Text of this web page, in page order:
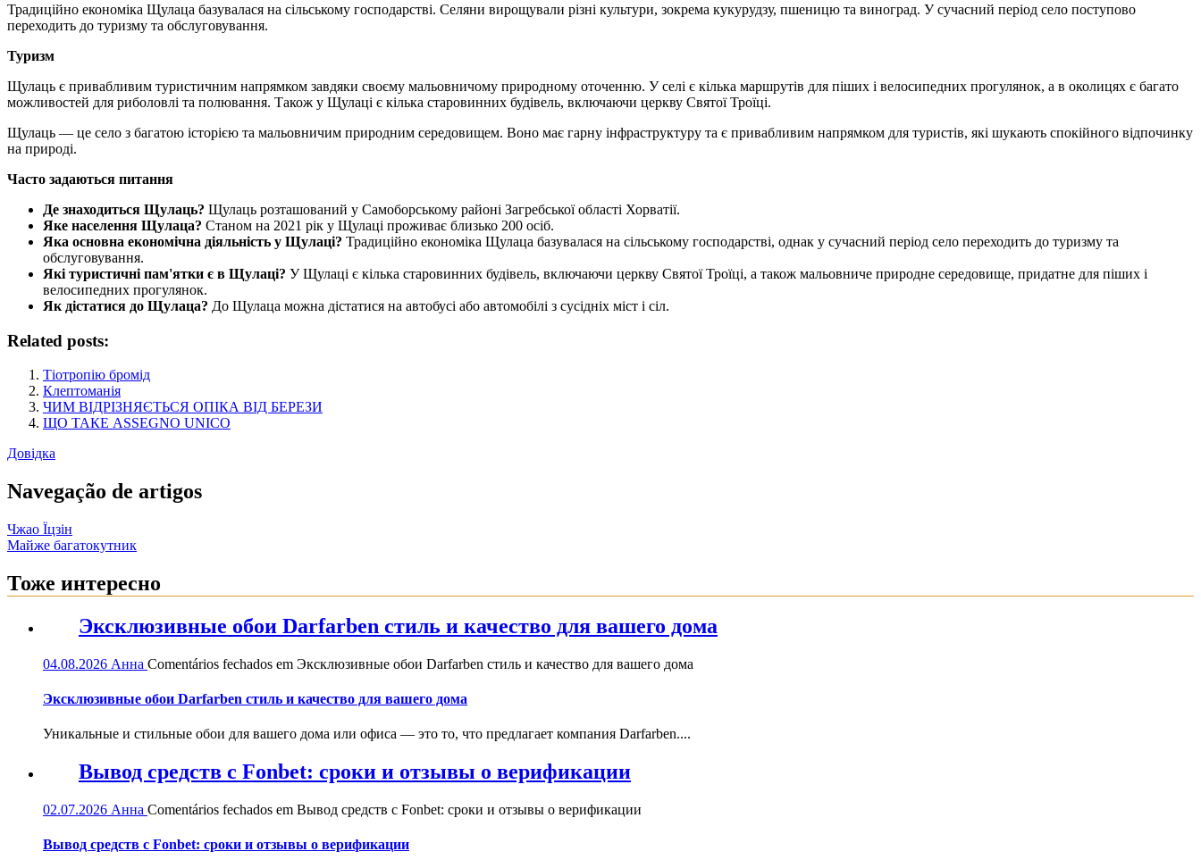
Традиційно економіка Щулаца базувалася на сільському господарстві. Селяни вирощували різні культури, зокрема кукурудзу, пшеницю та виноград. У сучасний період село поступово
переходить до туризму та обслуговування.
Туризм
Щулаць є привабливим туристичним напрямком завдяки своєму мальовничому природному оточенню. У селі є кілька маршрутів для піших і велосипедних прогулянок, а в околицях є багато
можливостей для риболовлі та полювання. Також у Щулаці є кілька старовинних будівель, включаючи церкву Святої Троїці.
Щулаць — це село з багатою історією та мальовничим природним середовищем. Воно має гарну інфраструктуру та є привабливим напрямком для туристів, які шукають спокійного відпочинку
на природі.
Часто задаються питання
Де знаходиться Щулаць? Щулаць розташований у Самоборському районі Загребської області Хорватії.
Яке населення Щулаца? Станом на 2021 рік у Щулаці проживає близько 200 осіб.
Яка основна економічна діяльність у Щулаці? Традиційно економіка Щулаца базувалася на сільському господарстві, однак у сучасний період село переходить до туризму та
обслуговування.
Які туристичні пам'ятки є в Щулаці? У Щулаці є кілька старовинних будівель, включаючи церкву Святої Троїці, а також мальовниче природне середовище, придатне для піших і
велосипедних прогулянок.
Як дістатися до Щулаца? До Щулаца можна дістатися на автобусі або автомобілі з сусідніх міст і сіл.
Related posts:
Тіотропію бромід
Клептоманія
ЧИМ ВІДРІЗНЯЄТЬСЯ ОПІКА ВІД БЕРЕЗИ
ЩО ТАКЕ ASSEGNO UNICO
Довідка
Navegação de artigos
Чжао Їцзін
Майже багатокутник
Тоже интересно
Эксклюзивные обои Darfarben стиль и качество для вашего дома
04.08.2026 Анна Comentários fechados em Эксклюзивные обои Darfarben стиль и качество для вашего дома
Эксклюзивные обои Darfarben стиль и качество для вашего дома
Уникальные и стильные обои для вашего дома или офиса — это то, что предлагает компания Darfarben....
Вывод средств с Fonbet: сроки и отзывы о верификации
02.07.2026 Анна Comentários fechados em Вывод средств с Fonbet: сроки и отзывы о верификации
Вывод средств с Fonbet: сроки и отзывы о верификации